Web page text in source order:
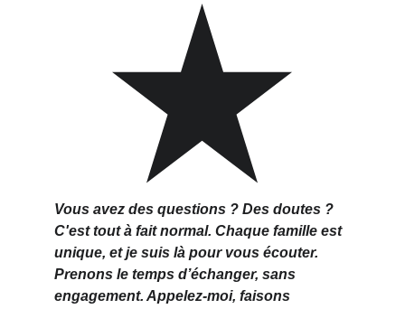
Vous avez des questions ? Des doutes ?
C'est tout à fait normal. Chaque famille est
unique, et je suis là pour vous écouter.
Prenons le temps d’échanger, sans
engagement. Appelez-moi, faisons